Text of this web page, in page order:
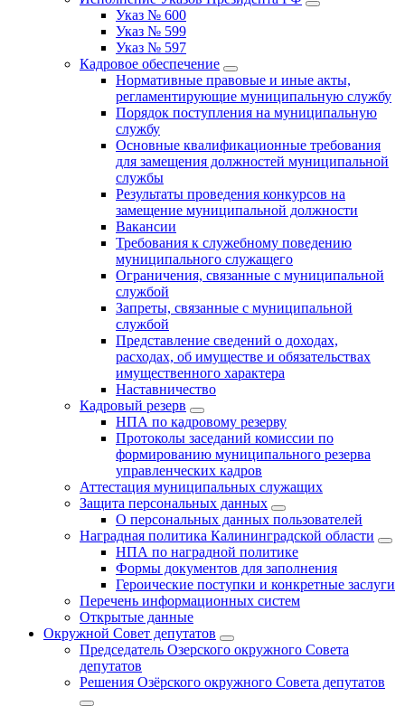
Указ № 600
Указ № 599
Указ № 597
Кадровое обеспечение
Нормативные правовые и иные акты,
регламентирующие муниципальную службу
Порядок поступления на муниципальную
службу
Основные квалификационные требования
для замещения должностей муниципальной
службы
Результаты проведения конкурсов на
замещение муниципальной должности
Вакансии
Требования к служебному поведению
муниципального служащего
Ограничения, связанные с муниципальной
службой
Запреты, связанные с муниципальной
службой
Представление сведений о доходах,
расходах, об имуществе и обязательствах
имущественного характера
Наставничество
Кадровый резерв
НПА по кадровому резерву
Протоколы заседаний комиссии по
формированию муниципального резерва
управленческих кадров
Аттестация муниципальных служащих
Защита персональных данных
О персональных данных пользователей
Наградная политика Калининградской области
НПА по наградной политике
Формы документов для заполнения
Героические поступки и конкретные заслуги
Перечень информационных систем
Открытые данные
Окружной Совет депутатов
Председатель Озерского окружного Совета
депутатов
Решения Озёрского окружного Совета депутатов